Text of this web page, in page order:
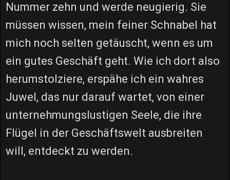
Nummer zehn und werde neugierig. Sie
müssen wissen, mein feiner Schnabel hat
mich noch selten getäuscht, wenn es um
ein gutes Geschäft geht. Wie ich dort also
herumstolziere, erspähe ich ein wahres
Juwel, das nur darauf wartet, von einer
unternehmungslustigen Seele, die ihre
Flügel in der Geschäftswelt ausbreiten
will, entdeckt zu werden.